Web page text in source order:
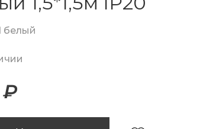
белый
₽